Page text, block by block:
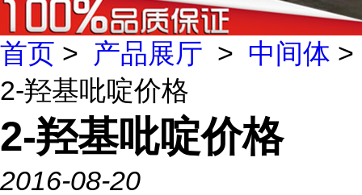
首页 > 产品展厅 > 中间体 >
2-羟基吡啶价格
2-羟基吡啶价格
2016-08-20